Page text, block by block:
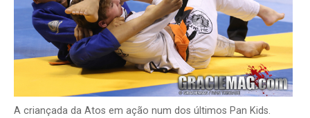
A criançada da Atos em ação num dos últimos Pan Kids.